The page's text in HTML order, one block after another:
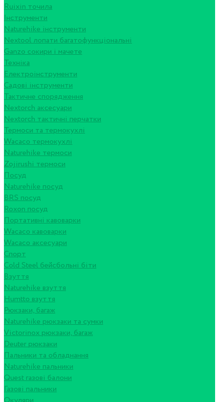
Ruixin точила
Інструменти
Naturehike інструменти
Nextool лопати багатофункціональні
Ganzo сокири і мачете
Техніка
Електроінструменти
Садові інструменти
Тактичне спорядження
Nextorch аксесуари
Nextorch тактичні перчатки
Термоси та термокухлі
Wacaco термокухлі
Naturehike термоси
Zojirushi термоси
Посуд
Naturehike посуд
BRS посуд
Roxon посуд
Портативні кавоварки
Wacaco кавоварки
Wacaco аксесуари
Спорт
Cold Steel бейсбольні біти
Взуття
Naturehike взуття
Humtto взуття
Рюкзаки, багаж
Naturehike рюкзаки та сумки
Victorinox рюкзаки, багаж
Deuter рюкзаки
Пальники та обладнання
Naturehike пальники
Quest газові балони
Газові пальники